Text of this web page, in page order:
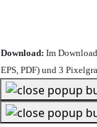
Download: Im
EPS, PDF) und 3